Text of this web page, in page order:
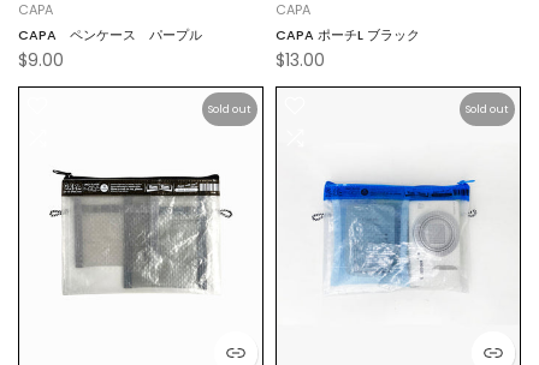
CAPA
CAPA ペンケース パープル
$9.00
CAPA
CAPA ポーチL ブラック
$13.00
Sold out Sold out